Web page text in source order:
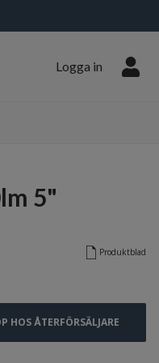
Logga in
5"
Produktblad
HOS ÅTERFÖRSÄLJARE